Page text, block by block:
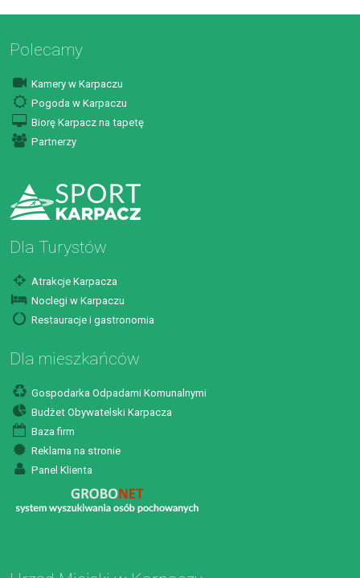
Polecamy
Kamery w Karpaczu
Pogoda w Karpaczu
Biorę Karpacz na tapetę
Partnerzy
Dla Turystów
Atrakcje Karpacza
Noclegi w Karpaczu
Restauracje i gastronomia
Dla mieszkańców
Gospodarka Odpadami Komunalnymi
Budżet Obywatelski Karpacza
Baza firm
Reklama na stronie
Panel Klienta